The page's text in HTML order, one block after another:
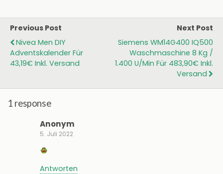
Previous Post
Nivea Men DIY
Adventskalender Für
43,19€ Inkl. Versand
Next Post
Siemens WM14G400 IQ500
Waschmaschine 8 Kg /
1.400 U/min Für 483,90€ Inkl.
Versand
1 response
Anonym
5. Juli 2022
Antworten